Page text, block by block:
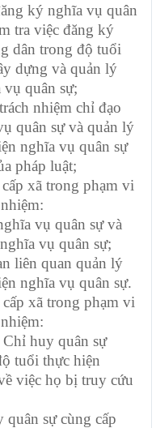
ký nghĩa vụ quân
tra việc đăng ký
dân trong độ tuổi
dựng và quản lý
quân sự;
nhiệm chỉ đạo
quân sự và quản lý
nghĩa vụ quân sự
pháp luật;
xã trong phạm vi
vụ quân sự và
vụ quân sự;
liên quan quản lý
nghĩa vụ quân sự.
xã trong phạm vi
huy quân sự
tuổi thực hiện
việc họ bị truy cứu
sự cùng cấp